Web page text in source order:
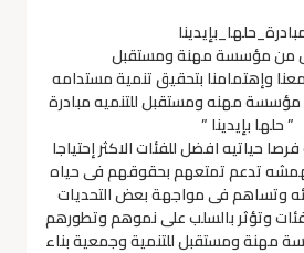
من مؤسسة مهنة ومستقبل
وإهتمامنا بتحقيق تنمية مستدامه
مؤسسة مهنه ومستقبل للتنميه مبادرة
” حلها بإيدينا ”
حياتيه افضل للفئات الاكثر إحتياجا
تدعم تمتعهم بحقوقهم فى حياه
وتساهم فى مواجهة بعض التحديات
وتؤثر بالسلب على نموهم وتطورهم
مهنة ومستقبل للتنمية وجمعية بناء